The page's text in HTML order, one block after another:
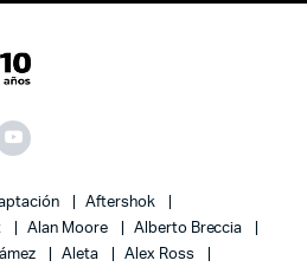
Aftershok
Alan Moore
Alberto Breccia
Aleta
Alex Ross